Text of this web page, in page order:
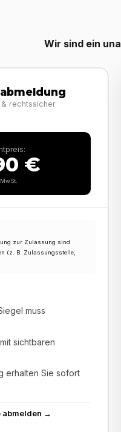
Wir sind ein
& rechtssicher
€
zur Zulassung sind
(z. B. Zulassungsstelle,
muss
sichtbaren
erhalten Sie sofort
abmelden →